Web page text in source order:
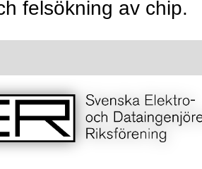
felsökning av chip.